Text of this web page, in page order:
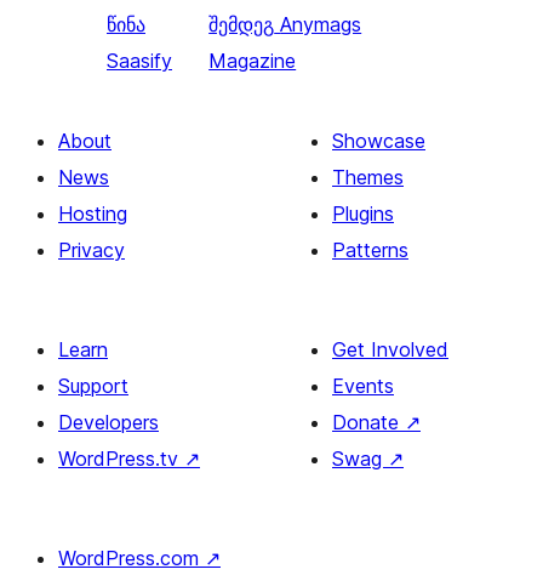
წინა
Saasify
შემდეგ Anymags
Magazine
About
News
Hosting
Privacy
Showcase
Themes
Plugins
Patterns
Learn
Support
Developers
WordPress.tv ↗
Get Involved
Events
Donate ↗
Swag ↗
WordPress.com ↗